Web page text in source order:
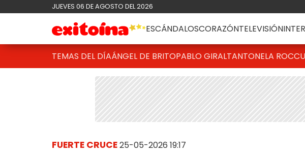
JUEVES 06 DE AGOSTO DEL 2026
ESCÁNDALOSCORAZÓNTELEVISIÓN
TEMAS DEL DÍAÁNGEL DE BRITOPABLO GIRALTANTONELA
FUERTE CRUCE25-05-2026 19:17